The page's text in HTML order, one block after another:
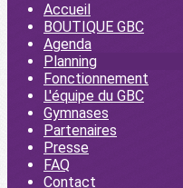
Accueil
BOUTIQUE GBC
Agenda
Planning
Fonctionnement
L'équipe du GBC
Gymnases
Partenaires
Presse
FAQ
Contact